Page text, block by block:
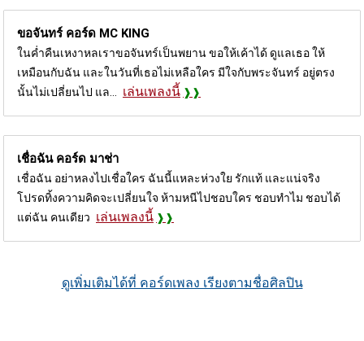
ขอจันทร์ คอร์ด MC KING
ในค่ำคืนเหงาหลเราขอจันทร์เป็นพยาน ขอให้เค้าได้ ดูแลเธอ ให้
เหมือนกับฉัน และในวันที่เธอไม่เหลือใคร มีใจกับพระจันทร์ อยู่ตรง
นั้นไม่เปลี่ยนไป แล... เล่นเพลงนี้
เชื่อฉัน คอร์ด มาช่า
เชื่อฉัน อย่าหลงไปเชื่อใคร ฉันนี้แหละห่วงใย รักแท้ และแน่จริง
โปรดทิ้งความคิดจะเปลี่ยนใจ ห้ามหนีไปชอบใคร ชอบทำไม ชอบได้
แต่ฉัน คนเดียว เล่นเพลงนี้
ดูเพิ่มเติมได้ที่ คอร์ดเพลง เรียงตามชื่อศิลปิน